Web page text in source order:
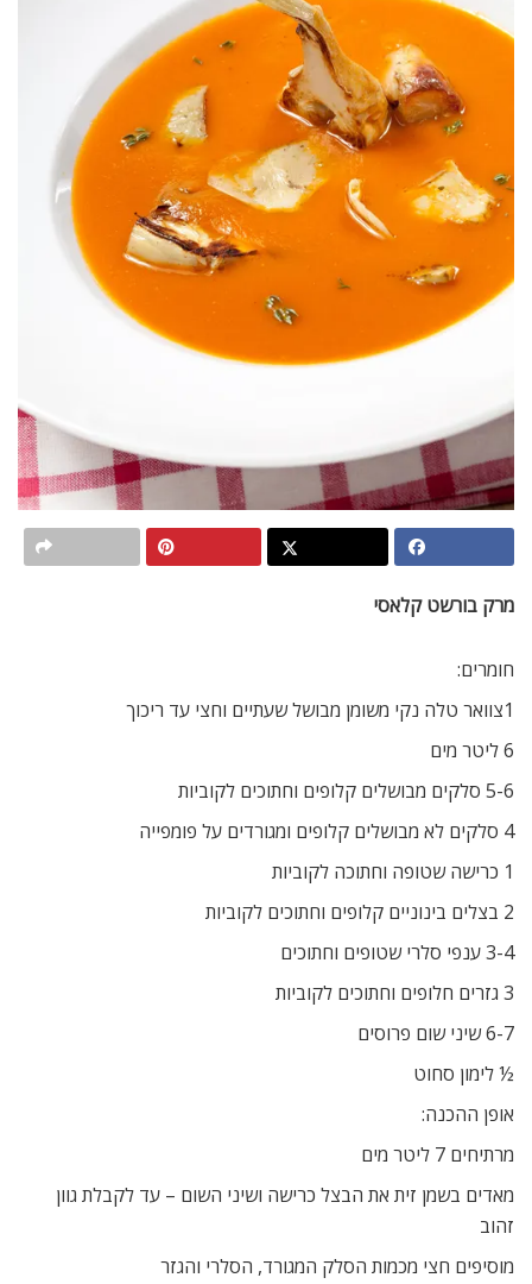
מרק בורשט קלאסי
חומרים:
1צוואר טלה נקי משומן מבושל שעתיים וחצי עד ריכוך
6 ליטר מים
5-6 סלקים מבושלים קלופים וחתוכים לקוביות
4 סלקים לא מבושלים קלופים ומגורדים על פומפייה
1 כרישה שטופה וחתוכה לקוביות
2 בצלים בינוניים קלופים וחתוכים לקוביות
3-4 ענפי סלרי שטופים וחתוכים
3 גזרים חלופים וחתוכים לקוביות
6-7 שיני שום פרוסים
½ לימון סחוט
אופן ההכנה:
מרתיחים 7 ליטר מים
מאדים בשמן זית את הבצל כרישה ושיני השום – עד לקבלת גוון
זהוב
מוסיפים חצי מכמות הסלק המגורד, הסלרי והגזר